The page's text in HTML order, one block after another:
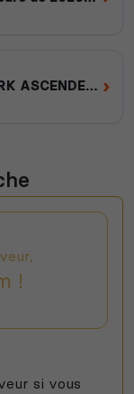
ASCENDED ›
!
si vous